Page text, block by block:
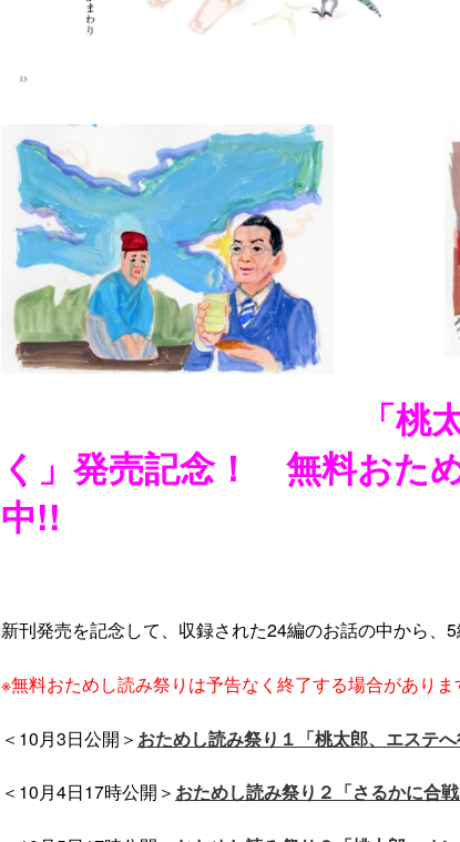
「桃
く」発売記念！ 無料おた
中!!
新刊発売を記念して、収録された24編のお話の中から、5
※無料おためし読み祭りは予告なく終了する場合があり
＜10月3日公開＞ おためし読み祭り１「桃太郎、エステへ
＜10月4日17時公開＞ おためし読み祭り２「さるかに合戦